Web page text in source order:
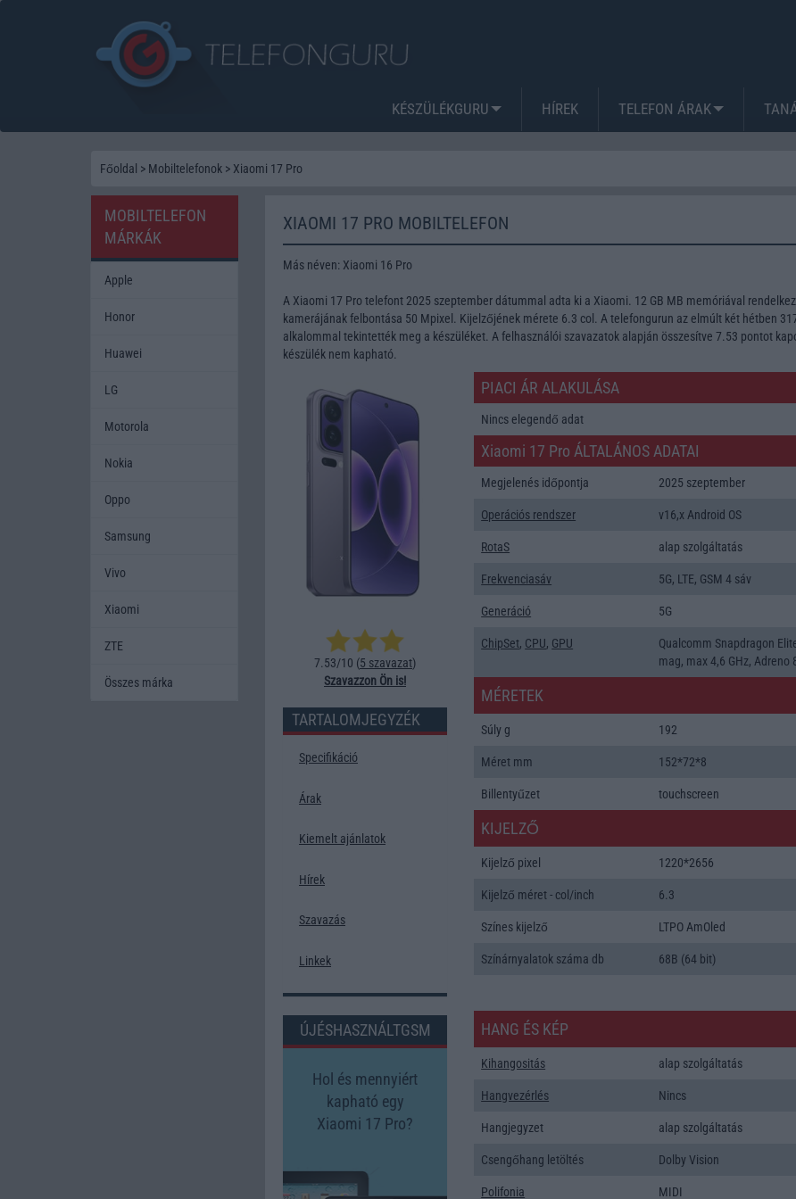
KÉSZÜLÉKGURU HÍREK TELEFON ÁRAK
Főoldal > Mobiltelefonok > Xiaomi 17 Pro
XIAOMI 17 PRO MOBILTELEFON
Más néven: Xiaomi 16 Pro
A Xiaomi 17 Pro telefont 2025 szeptember dátummal adta ki a Xiaomi. 12 GB MB memóriával
kamerájának felbontása 50 Mpixel. Kijelzőjének mérete 6.3 col. A telefongurun az elmúlt két hétben
alkalommal tekintették meg a készüléket. A felhasználói szavazatok alapján összesítve 7.53 pontot
készülék nem kapható.
7.53/10 (5 szavazat)
Szavazzon Ön is!
TARTALOMJEGYZÉK
Specifikáció
Árak
Kiemelt ajánlatok
Hírek
Szavazás
Linkek
ÚJÉSHASZNÁLTGSM
Hol és mennyiért
kapható egy
Xiaomi 17 Pro?
PIACI ÁR ALAKULÁSA
Nincs elegendő adat
Xiaomi 17 Pro ÁLTALÁNOS ADATAI
Megjelenés időpontja 2025 szeptember
Operációs rendszer v16,x Android OS
RotaS alap szolgáltatás
Frekvenciasáv 5G, LTE, GSM 4 sáv
Generáció 5G
ChipSet, CPU, GPU
Qualcomm Snapdragon
mag, max 4,6 GHz, Adreno
MÉRETEK
Súly g 192
Méret mm 152*72*8
Billentyűzet touchscreen
KIJELZŐ
Kijelző pixel 1220*2656
Kijelző méret - col/inch 6.3
Színes kijelző LTPO AmOled
Színárnyalatok száma db 68B (64 bit)
HANG ÉS KÉP
Kihangositás alap szolgáltatás
Hangvezérlés Nincs
Hangjegyzet alap szolgáltatás
Csengőhang letöltés Dolby Vision
Polifonia MIDI
MOBILTELEFON
MÁRKÁK
Apple
Honor
Huawei
LG
Motorola
Nokia
Oppo
Samsung
Vivo
Xiaomi
ZTE
Összes márka